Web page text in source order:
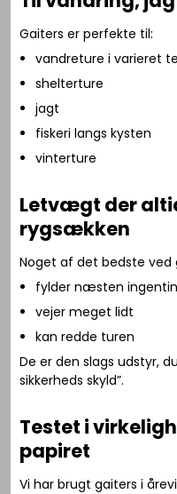
Gaiters er perfekte til:
vandreture i varieret
shelterture
jagt
fiskeri langs kysten
vinterture
Letvægt der
rygsækken
Noget af det bedste ved
fylder næsten
vejer meget lidt
kan redde turen
De er den slags udstyr,
sikkerheds skyld”.
Testet i
papiret
Vi har brugt gaiters i